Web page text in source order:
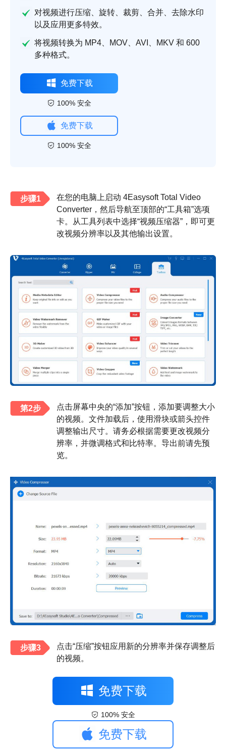
对视频进行压缩、旋转、裁剪、合并、去除水印
以及应用更多特效。
将视频转换为 MP4、MOV、AVI、MKV 和 600
多种格式。
免费下载
100% 安全
免费下载
100% 安全
步骤1
在您的电脑上启动 4Easysoft Total Video
Converter，然后导航至顶部的“工具箱”选项
卡。从工具列表中选择“视频压缩器”，即可更
改视频分辨率以及其他输出设置。
第2步
点击屏幕中央的“添加”按钮，添加要调整大小
的视频。文件加载后，使用滑块或箭头控件
调整输出尺寸。请务必根据需要更改视频分
辨率，并微调格式和比特率。导出前请先预
览。
步骤3
点击“压缩”按钮应用新的分辨率并保存调整后
的视频。
免费下载
100% 安全
免费下载